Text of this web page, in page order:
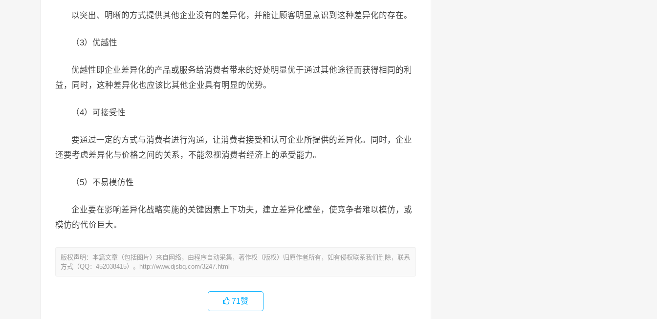
以突出、明晰的方式提供其他企业没有的差异化，并能让顾客明显意识到这种差异化的存在。
（3）优越性
优越性即企业差异化的产品或服务给消费者带来的好处明显优于通过其他途径而获得相同的利
益，同时，这种差异化也应该比其他企业具有明显的优势。
（4）可接受性
要通过一定的方式与消费者进行沟通，让消费者接受和认可企业所提供的差异化。同时，企业
还要考虑差异化与价格之间的关系，不能忽视消费者经济上的承受能力。
（5）不易模仿性
企业要在影响差异化战略实施的关键因素上下功夫，建立差异化壁垒，使竞争者难以模仿，或
模仿的代价巨大。
版权声明：本篇文章（包括图片）来自网络，由程序自动采集，著作权（版权）归原作者所有，如有侵权联系我们删除，联系
方式（QQ：452038415）。http://www.djsbq.com/3247.html
71赞